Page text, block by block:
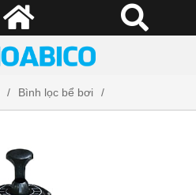
Bình lọc bể bơi